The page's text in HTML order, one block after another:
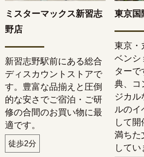
ミスターマックス新習志
野店
新習志野駅前にある総合
ディスカウントストアで
す。豊富な品揃えと圧倒
的な安さでご宿泊・ご研
修の合間のお買い物に最
適です。
徒歩2分
東京国
東京・
ベンシ
ターで
典、コ
ジカル
ルのイ
して
満ちた
してい